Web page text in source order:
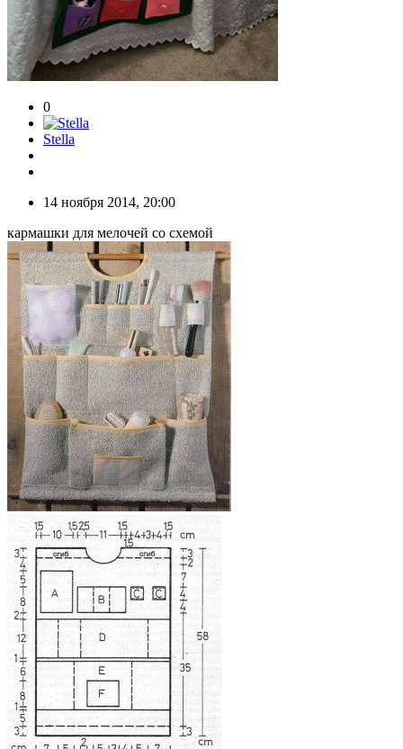
0
Stella
14 ноября 2014, 20:00
кармашки для мелочей со схемой